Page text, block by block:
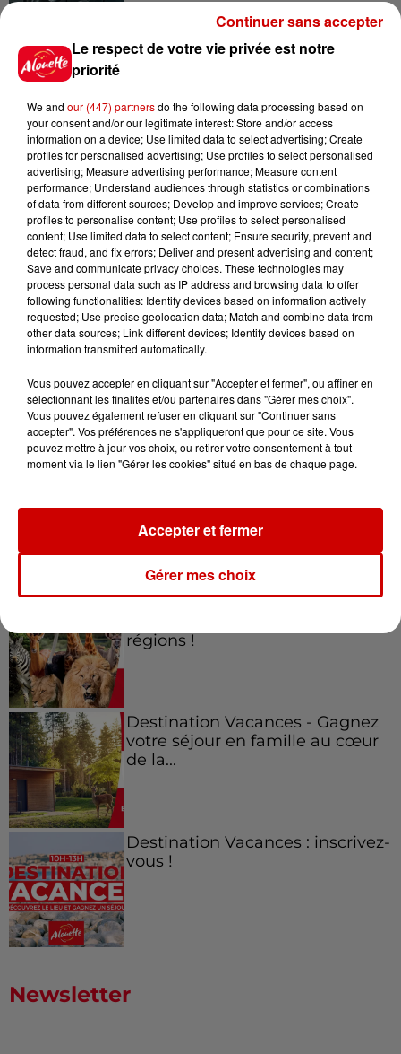
Royan : elle tente d’écraser son
9h45
Cambriolages : plus de 18 000
logements visités en juillet 2026,
en...
7 août 2026
Pape Léon XIV en France : quel
est son programme ?
Jeux Voir plus
à Coulon !
Le Duel - Gagnez vos entrées
régions !
Destination Vacances - Gagnez
votre séjour en famille au cœur
de la...
Destination Vacances : inscrivez-
vous !
Newsletter
Le respect de votre vie privée est notre
priorité
We and our (447) partnersdo the following data processing based on
your consent and/or our legitimate interest: Store and/or access
information on a device; Use limited data to select advertising; Create
profiles for personalised advertising; Use profiles to select personalised
advertising; Measure advertising performance; Measure content
performance; Understand audiences through statistics or combinations
of data from different sources; Develop and improve services; Create
profiles to personalise content; Use profiles to select personalised
content; Use limited data to select content; Ensure security, prevent and
detect fraud, and fix errors; Deliver and present advertising and content;
Save and communicate privacy choices. These technologies may
process personal data such as IP address and browsing data to offer
following functionalities: Identify devices based on information actively
requested; Use precise geolocation data; Match and combine data from
other data sources; Link different devices; Identify devices based on
information transmitted automatically.
Vous pouvez accepter en cliquant sur "Accepter et fermer", ou affiner en
sélectionnant les finalités et/ou partenaires dans "Gérer mes choix".
Vous pouvez également refuser en cliquant sur "Continuer sans
accepter". Vos préférences ne s'appliqueront que pour ce site. Vous
pouvez mettre à jour vos choix, ou retirer votre consentement à tout
moment via le lien "Gérer les cookies" situé en bas de chaque page.
Gérer mes choix
Accepter et fermer
Continuer sans accepter